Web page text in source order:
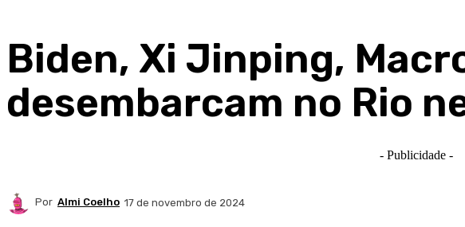
Biden, Xi Jinping,
desembarcam no Rio
- Publicidade -
Por Almi Coelho 17 de novembro de 2024